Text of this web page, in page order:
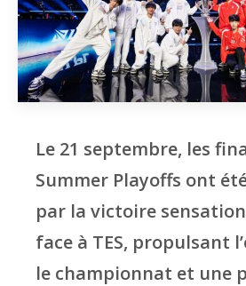
Le 21 septembre, les
Summer Playoffs ont
par la victoire
face à TES, propulsant
le championnat et une